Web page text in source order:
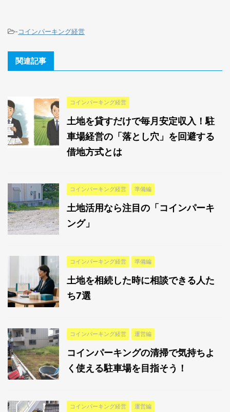
-コインパーキング経営
関連記事
コインパーキング経営
土地を貸すだけで毎月安定収入！駐
車場経営の「落とし穴」を回避する
借地方式とは
コインパーキング経営 準備編
土地活用なら注目の「コインパーキ
ング」
コインパーキング経営 準備編
土地を相続した時に相談できる人た
ち7選
コインパーキング経営 運営編
コインパーキングの清掃で気持ちよ
く使える駐車場を目指そう！
コインパーキング経営 運営編